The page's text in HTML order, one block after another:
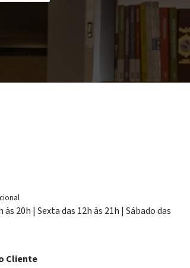
20h | Sexta das 12h às 21h | Sábado das
Cliente